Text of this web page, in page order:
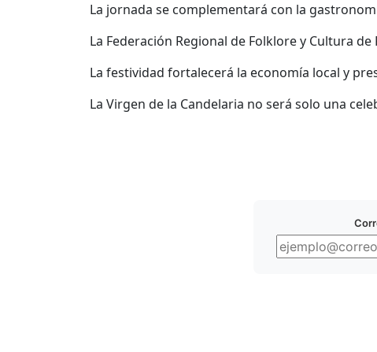
La jornada se complementará con la
La Federación Regional de Folklore y Cultura
La festividad fortalecerá la economía local y
La Virgen de la Candelaria no será solo una